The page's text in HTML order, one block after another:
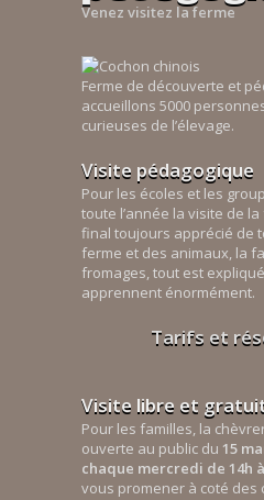
Venez visitez la ferme
Ferme de découverte et
accueillons 5000
curieuses de l’élevage.
Visite pédagogique
Pour les écoles et les
toute l’année la visite de
final toujours apprécié de
ferme et des animaux, la
fromages, tout est
apprennent énormément.
Tarifs et
Visite libre et
Pour les familles, la
ouverte au public du 15
chaque mercredi de 14h
vous promener à coté des